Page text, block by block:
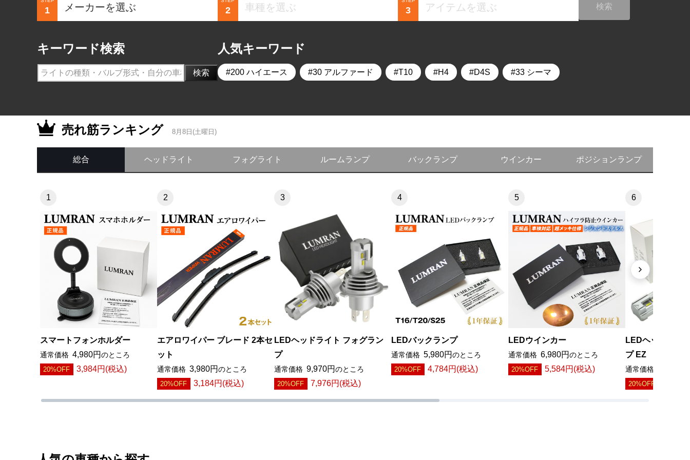
1 2 3 検索
キーワード検索
検索
人気キーワード
200 ハイエース 30 アルファード T10 H4 D4S 33 シーマ
売れ筋ランキング 8月8日(土曜日)
ヘッドライト フォグライト ルームランプ バックランプ ウインカー ポジションランプ
総合
スマートフォンホルダー
通常価格 4,980円 のところ
20%OFF
3,984円(税込)
エアロワイパー ブレード 2本セ
ット
通常価格 3,980円 のところ
20%OFF
3,184円(税込)
LEDヘッドライト フォグラン
プ
通常価格 9,970円 のところ
20%OFF
7,976円(税込)
LEDバックランプ
通常価格 5,980円 のところ
20%OFF
4,784円(税込)
LEDウインカー
通常価格 6,980円 のところ
20%OFF
5,584円(税込)
LEDヘッドライ
プ EZ
通常価格
20%OFF